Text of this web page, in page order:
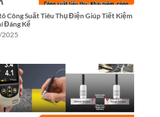
Công Suất Tiêu Thụ Điện Giúp Tiết Kiệm
Đáng Kể